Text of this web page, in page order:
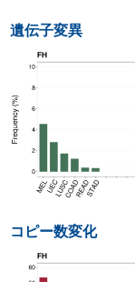
遺伝子変異
コピー数変化